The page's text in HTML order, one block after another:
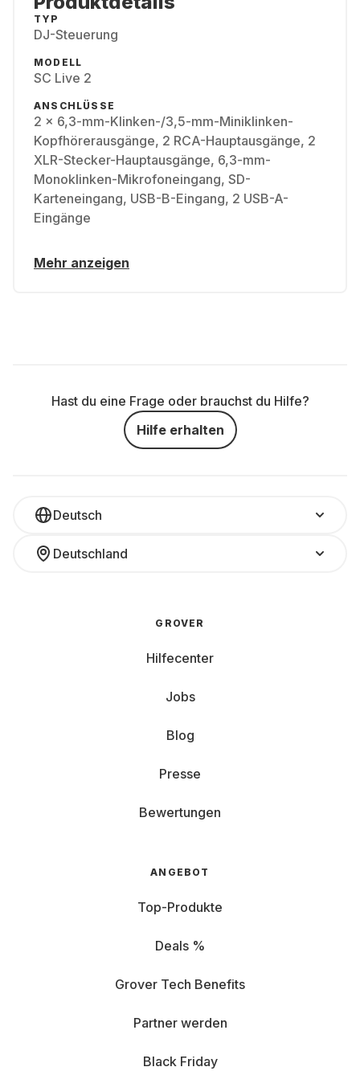
TYP
DJ-Steuerung
MODELL
SC Live 2
ANSCHLÜSSE
2 x 6,3-mm-Klinken-/3,5-mm-Miniklinken-
Kopfhörerausgänge, 2 RCA-Hauptausgänge, 2
XLR-Stecker-Hauptausgänge, 6,3-mm-
Monoklinken-Mikrofoneingang, SD-
Karteneingang, USB-B-Eingang, 2 USB-A-
Eingänge
Mehr anzeigen
Hast du eine Frage oder brauchst du Hilfe?
Hilfe erhalten
Deutsch
Deutschland
GROVER
Hilfecenter
Jobs
Blog
Presse
Bewertungen
ANGEBOT
Top-Produkte
Deals %
Grover Tech Benefits
Partner werden
Black Friday